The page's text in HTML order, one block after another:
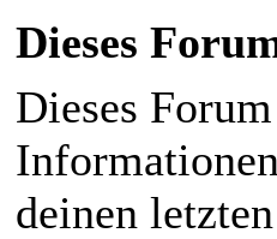
Dieses
Dieses
deinen